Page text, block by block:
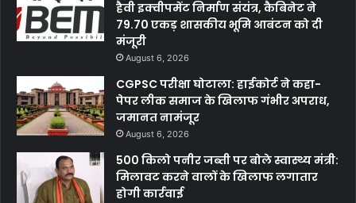
हैवी इक्वीपमेंट निर्माण संयंत्र, कैबिनेट ने
79.70 एकड़ शासकीय भूमि आबंटन को दी
मंजूरी
August 6, 2026
CGPSC परीक्षा घोटाला: हाईकोर्ट ने कहा-
पेपर लीक समाज के खिलाफ गंभीर अपराध,
जमानत नामंजूर
August 6, 2026
500 किलो पनीर जब्ती पर बोले स्वास्थ्य मंत्री:
मिलावट करने वालों के खिलाफ लगातार
होगी कार्रवाई